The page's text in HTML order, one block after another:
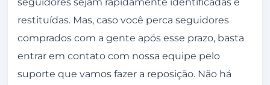
restituídas. Mas, caso você perca seguidores
comprados com a gente após esse prazo, basta
entrar em contato com nossa equipe pelo
suporte que vamos fazer a reposição. Não há